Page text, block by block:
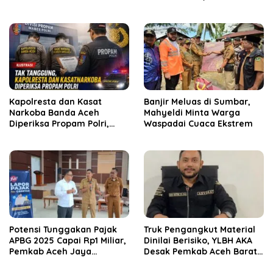
Kapolresta dan Kasat
Narkoba Banda Aceh
Diperiksa Propam Polri,
Banjir Meluas di Sumbar,
Mahyeldi Minta Warga
Waspadai Cuaca Ekstrem
Potensi Tunggakan Pajak
APBG 2025 Capai Rp1 Miliar,
Pemkab Aceh Jaya
Truk Pengangkut Material
Dinilai Berisiko, YLBH AKA
Desak Pemkab Aceh Barat